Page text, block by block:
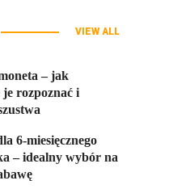
VIEW ALL
– jak
je rozpoznać i
6-miesięcznego
– idealny wybór na